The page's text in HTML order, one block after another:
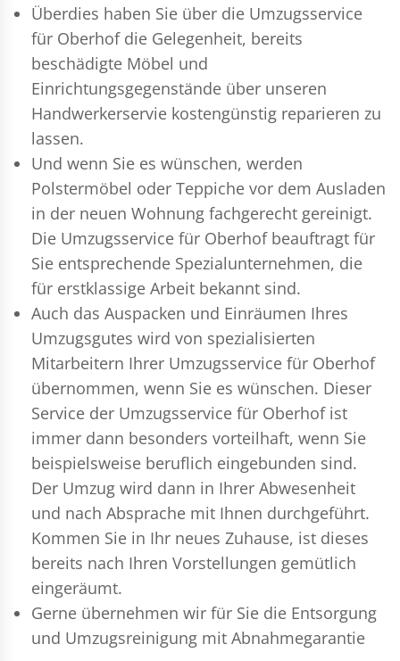
Überdies haben Sie über die Umzugsservice
für Oberhof die Gelegenheit, bereits
beschädigte Möbel und
Einrichtungsgegenstände über unseren
Handwerkerservie kostengünstig reparieren zu
lassen.
Und wenn Sie es wünschen, werden
Polstermöbel oder Teppiche vor dem Ausladen
in der neuen Wohnung fachgerecht gereinigt.
Die Umzugsservice für Oberhof beauftragt für
Sie entsprechende Spezialunternehmen, die
für erstklassige Arbeit bekannt sind.
Auch das Auspacken und Einräumen Ihres
Umzugsgutes wird von spezialisierten
Mitarbeitern Ihrer Umzugsservice für Oberhof
übernommen, wenn Sie es wünschen. Dieser
Service der Umzugsservice für Oberhof ist
immer dann besonders vorteilhaft, wenn Sie
beispielsweise beruflich eingebunden sind.
Der Umzug wird dann in Ihrer Abwesenheit
und nach Absprache mit Ihnen durchgeführt.
Kommen Sie in Ihr neues Zuhause, ist dieses
bereits nach Ihren Vorstellungen gemütlich
eingeräumt.
Gerne übernehmen wir für Sie die Entsorgung
und Umzugsreinigung mit Abnahmegarantie